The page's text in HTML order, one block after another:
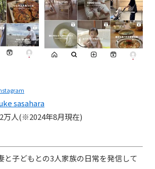
sasahara
万人(※2024年8月現在)
子どもとの3人家族の日常を発信して